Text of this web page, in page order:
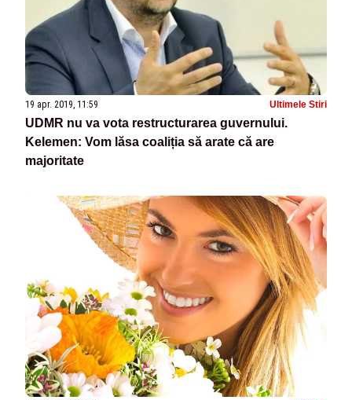
19 apr. 2019, 11:59 Ultimele Stiri
UDMR nu va vota restructurarea guvernului.
Kelemen: Vom lăsa coaliția să arate că are
majoritate